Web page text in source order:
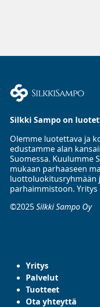
Silkki Sampo on
Olemme luotettava ja
edustamme alan
Suomessa. Kuulumme
mukaan parhaaseen
luottoluokitusryhmään
parhaimmistoon.
©2025Silkki Sampo Oy
Yritys
Palvelut
Tuotteet
Ota yhteyttä